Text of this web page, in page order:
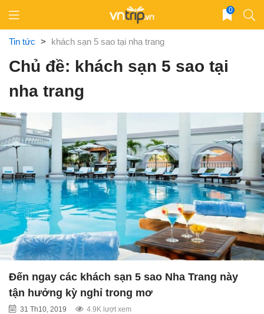
content
0
Tin tức > khách sạn 5 sao tại nha trang
Chủ đề: khách sạn 5 sao tại
nha trang
Đến ngay các khách sạn 5 sao Nha Trang này
tận hưởng kỳ nghỉ trong mơ
31 Th10, 2019 4.9K lượt xem